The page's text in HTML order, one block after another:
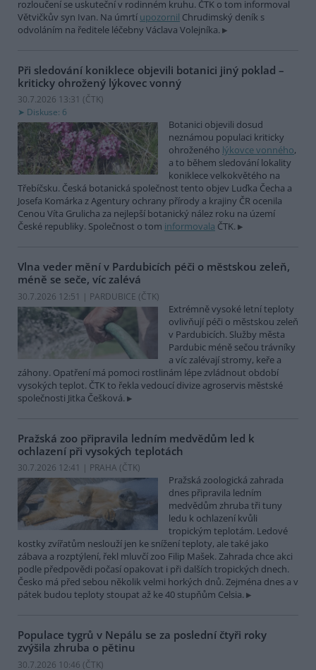
rozloučení se uskuteční v rodinném kruhu. ČTK o tom informoval
Větvičkův syn Ivan. Na úmrtí upozornil Chrudimský deník s
odvoláním na ředitele léčebny Václava Volejníka.
Při sledování koniklece objevili botanici jiný poklad –
kriticky ohrožený lýkovec vonný
30.7.2026 13:31 (ČTK)
Diskuse: 6
Botanici objevili dosud
neznámou populaci kriticky
ohroženého lýkovce vonného,
a to během sledování lokality
koniklece velkokvětého na
Třebíčsku. Česká botanická společnost tento objev Luďka Čecha a
Josefa Komárka z Agentury ochrany přírody a krajiny ČR ocenila
Cenou Víta Grulicha za nejlepší botanický nález roku na území
České republiky. Společnost o tom informovala ČTK.
Vlna veder mění v Pardubicích péči o městskou zeleň,
méně se seče, víc zalévá
30.7.2026 12:51 | PARDUBICE (ČTK)
Extrémně vysoké letní teploty
ovlivňují péči o městskou zeleň
v Pardubicích. Služby města
Pardubic méně sečou trávníky
a víc zalévají stromy, keře a
záhony. Opatření má pomoci rostlinám lépe zvládnout období
vysokých teplot. ČTK to řekla vedoucí divize agroservis městské
společnosti Jitka Češková.
Pražská zoo připravila ledním medvědům led k
ochlazení při vysokých teplotách
30.7.2026 12:41 | PRAHA (ČTK)
Pražská zoologická zahrada
dnes připravila ledním
medvědům zhruba tři tuny
ledu k ochlazení kvůli
tropickým teplotám. Ledové
kostky zvířatům neslouží jen ke snížení teploty, ale také jako
zábava a rozptýlení, řekl mluvčí zoo Filip Mašek. Zahrada chce akci
podle předpovědi počasí opakovat i při dalších tropických dnech.
Česko má před sebou několik velmi horkých dnů. Zejména dnes a v
pátek budou teploty stoupat až ke 40 stupňům Celsia.
Populace tygrů v Nepálu se za poslední čtyři roky
zvýšila zhruba o pětinu
30.7.2026 10:46 (ČTK)